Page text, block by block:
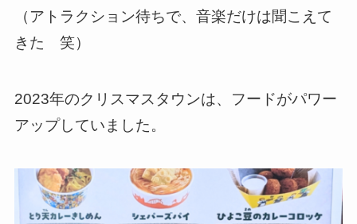
（アトラクション待ちで、音楽だけは聞こえて
きた 笑）
2023年のクリスマスタウンは、フードがパワー
アップしていました。